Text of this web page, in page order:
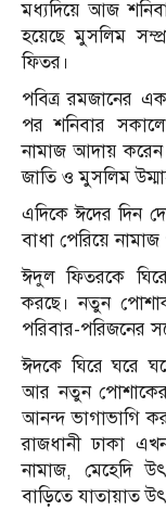
মধ্যদিয়ে আজ
হয়েছে মুসলিম
ফিতর।
পবিত্র রমজানের
পর শনিবার
নামাজ আদায় করেন
জাতি ও মুসলিম
এদিকে ঈদের দিন
বাধা পেরিয়ে নামাজ
ঈদুল ফিতরকে
করছে। নতুন
পরিবার-পরিজনের
ঈদকে ঘিরে ঘরে
আর নতুন পোশাকের
আনন্দ ভাগাভাগি
রাজধানী ঢাকা
নামাজ, মেহেদি
বাড়িতে যাতায়াত